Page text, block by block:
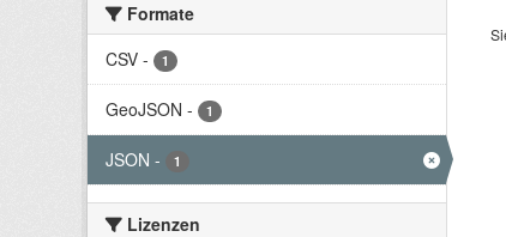
Formate
CSV - 1
GeoJSON - 1
JSON - 1
Lizenzen